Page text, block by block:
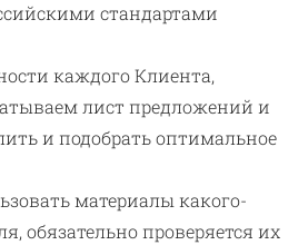
стандартами
каждого Клиента,
лист предложений и
и подобрать оптимальное
материалы какого-
обязательно проверяется их